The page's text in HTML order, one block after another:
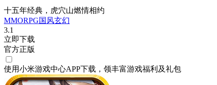
十五年经典，虎穴山燃情相约
MMORPG国风玄幻
3.1
立即下载
官方正版
使用小米游戏中心APP下载 ，领丰富游戏福利 及礼包